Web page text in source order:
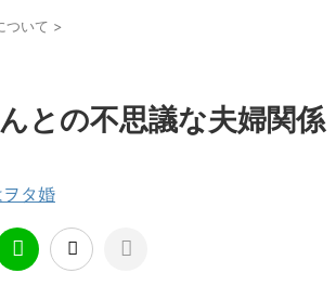
ついて >
との不思議な夫婦関係
タ婚